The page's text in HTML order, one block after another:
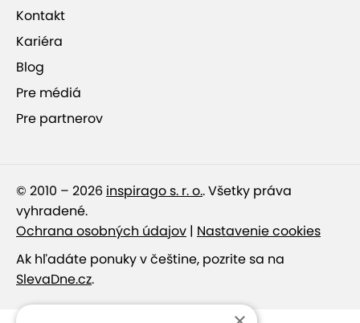
Kontakt
Kariéra
Blog
Pre médiá
Pre partnerov
© 2010 – 2026 inspirago s. r. o.. Všetky práva
vyhradené.
Ochrana osobných údajov | Nastavenie cookies
Ak hľadáte ponuky v češtine, pozrite sa na
SlevaDne.cz.